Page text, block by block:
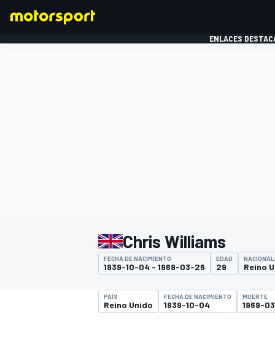
INDYCAR WRC
ENLACES
Chris Williams
FECHA DE NACIMIENTO
1939-10-04 - 1969-03-26
EDAD
29 Reino
PAÍS
Reino Unido
FECHA DE NACIMIENTO
1939-10-04
MUERTE
1969-